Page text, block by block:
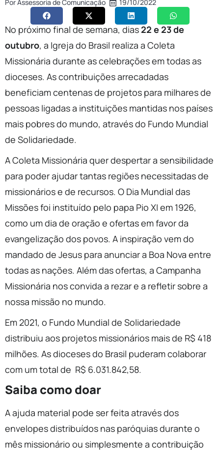
PorAssessoria de Comunicação 19/10/2022
No próximo final de semana, dias 22 e 23 de
outubro, a Igreja do Brasil realiza a Coleta
Missionária durante as celebrações em todas as
dioceses. As contribuições arrecadadas
beneficiam centenas de projetos para milhares de
pessoas ligadas a instituições mantidas nos países
mais pobres do mundo, através do Fundo Mundial
de Solidariedade.
A Coleta Missionária quer despertar a sensibilidade
para poder ajudar tantas regiões necessitadas de
missionários e de recursos. O Dia Mundial das
Missões foi instituído pelo papa Pio XI em 1926,
como um dia de oração e ofertas em favor da
evangelização dos povos. A inspiração vem do
mandado de Jesus para anunciar a Boa Nova entre
todas as nações. Além das ofertas, a Campanha
Missionária nos convida a rezar e a refletir sobre a
nossa missão no mundo.
Em 2021, o Fundo Mundial de Solidariedade
distribuiu aos projetos missionários mais de R$ 418
milhões. As dioceses do Brasil puderam colaborar
com um total de R$ 6.031.842,58.
Saiba como doar
A ajuda material pode ser feita através dos
envelopes distribuídos nas paróquias durante o
mês missionário ou simplesmente a contribuição